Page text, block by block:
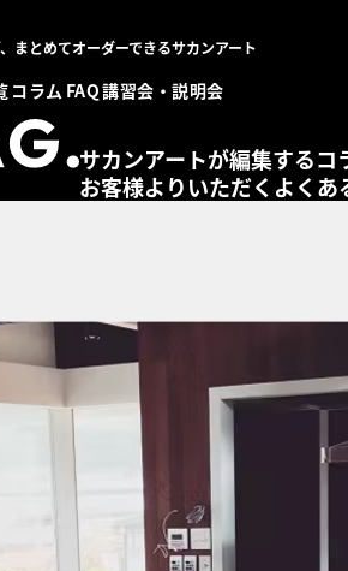
まとめてオーダーできるサカンアート
コラム FAQ講習会・説明会
サカンアートが編集するコ
お客様よりいただくよくあ